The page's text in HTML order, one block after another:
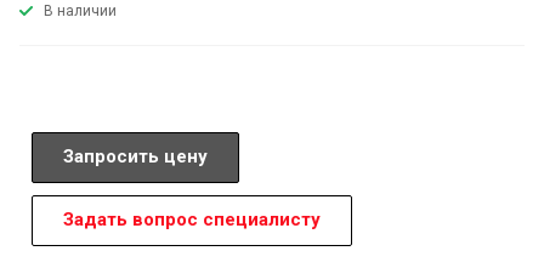
В наличии
Запросить цену
Задать вопрос специалисту